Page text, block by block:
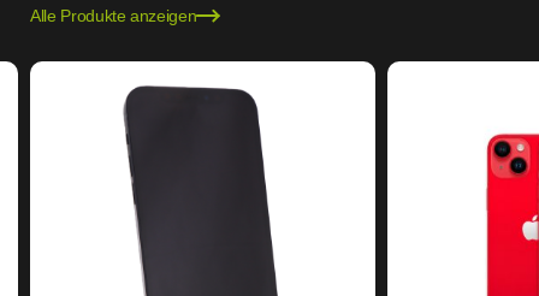
Alle Produkte anzeigen